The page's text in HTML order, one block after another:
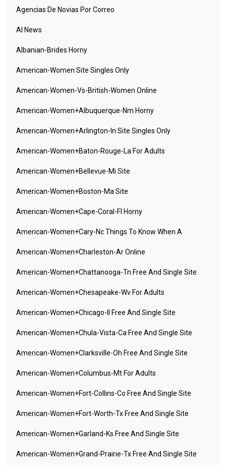
Agencias De Novias Por Correo
AI News
Albanian-Brides Horny
American-Women Site Singles Only
American-Women-Vs-British-Women Online
American-Women+albuquerque-Nm Horny
American-Women+arlington-In Site Singles Only
American-Women+baton-Rouge-La For Adults
American-Women+bellevue-Mi Site
American-Women+boston-Ma Site
American-Women+cape-Coral-Fl Horny
American-Women+cary-Nc Things To Know When A
American-Women+charleston-Ar Online
American-Women+chattanooga-Tn Free And Single Site
American-Women+chesapeake-Wv For Adults
American-Women+chicago-Il Free And Single Site
American-Women+chula-Vista-Ca Free And Single Site
American-Women+clarksville-Oh Free And Single Site
American-Women+columbus-Mt For Adults
American-Women+fort-Collins-Co Free And Single Site
American-Women+fort-Worth-Tx Free And Single Site
American-Women+garland-Ks Free And Single Site
American-Women+grand-Prairie-Tx Free And Single Site